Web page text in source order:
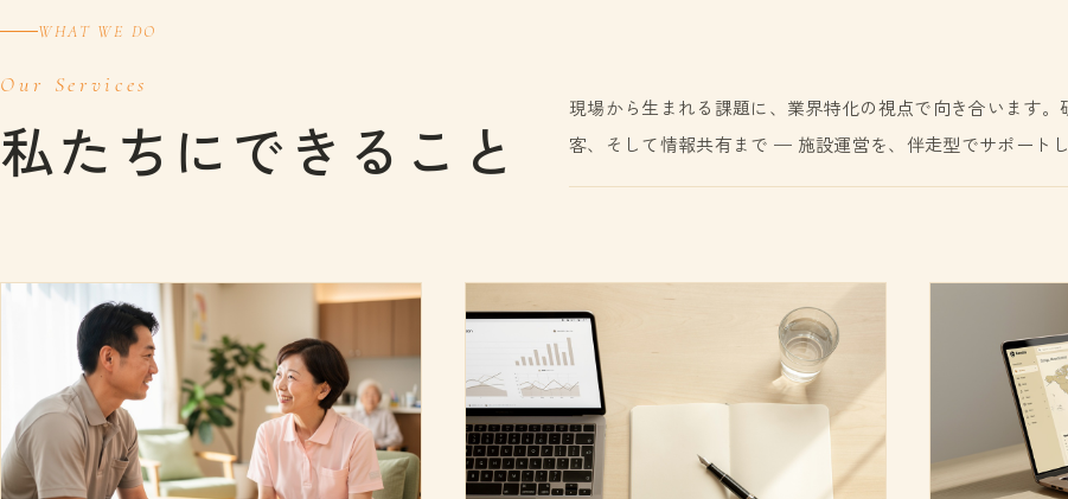
WHAT WE DO
Our Services
私たちにできること
現場から生まれる課題に、業界特化の視点で向き合います。
客、そして情報共有まで — 施設運営を、伴走型でサポートし